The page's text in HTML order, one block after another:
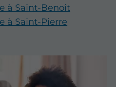
à Saint-Benoît
à Saint-Pierre